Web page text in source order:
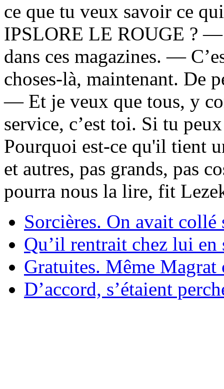
ce que tu veux savoir ce
IPSLORE LE ROUGE ? —
dans ces magazines. —
choses-là, maintenant. De
— Et je veux que tous, y
service, c’est toi. Si tu
Pourquoi est-ce qu'il tient
et autres, pas grands, pas
pourra nous la lire, fit
Sorcières. On avait collé
Qu’il rentrait chez lui en
Gratuites. Même Magrat
D’accord, s’étaient